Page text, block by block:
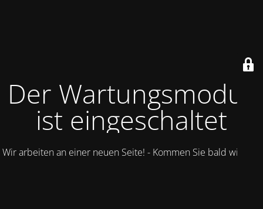
Der Wartungsmodus
ist eingeschaltet
Wir arbeiten an einer neuen Seite! - Kommen Sie bald wieder.